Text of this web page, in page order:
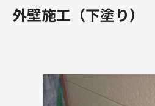
外壁施工（下塗り）